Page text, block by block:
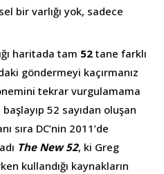
bir varlığı yok, sadece
haritada tam 52 tane farklı
göndermeyi kaçırmanız
tekrar vurgulamama
52 sayıdan oluşan
sıra DC’nin 2011’de
The New 52, ki Greg
kullandığı kaynakların